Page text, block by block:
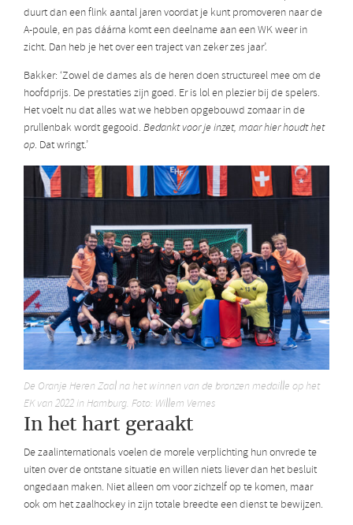
duurt dan een flink aantal jaren voordat je kunt promoveren naar de
A-poule, en pas dáárna komt een deelname aan een WK weer in
zicht. Dan heb je het over een traject van zeker zes jaar’.
Bakker: ‘Zowel de dames als de heren doen structureel mee om de
hoofdprijs. De prestaties zijn goed. Er is lol en plezier bij de spelers.
Het voelt nu dat alles wat we hebben opgebouwd zomaar in de
prullenbak wordt gegooid. Bedankt voor je inzet, maar hier houdt het
op. Dat wringt.’
De Oranje Heren Zaal na het winnen van de bronzen medaille op het
EK van 2022 in Hamburg. Foto: Willem Vernes
In het hart geraakt
De zaalinternationals voelen de morele verplichting hun onvrede te
uiten over de ontstane situatie en willen niets liever dan het besluit
ongedaan maken. Niet alleen om voor zichzelf op te komen, maar
ook om het zaalhockey in zijn totale breedte een dienst te bewijzen.